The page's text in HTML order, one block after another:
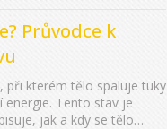
Průvodce k
při kterém tělo spaluje tuky
energie. Tento stav je
jak a kdy se tělo